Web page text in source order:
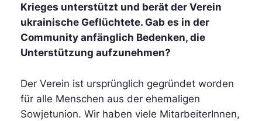
Krieges unterstützt und berät der Verein
ukrainische Geflüchtete. Gab es in der
Community anfänglich Bedenken, die
Unterstützung aufzunehmen?
Der Verein ist ursprünglich gegründet worden
für alle Menschen aus der ehemaligen
Sowjetunion. Wir haben viele MitarbeiterInnen,